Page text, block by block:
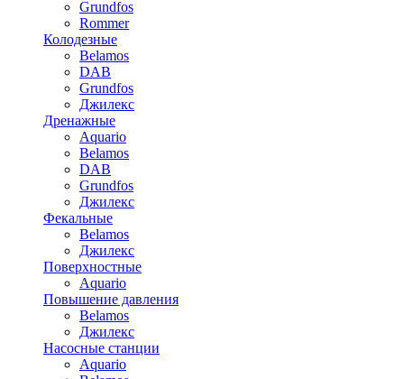
Grundfos
Rommer
Колодезные
Belamos
DAB
Grundfos
Джилекс
Дренажные
Aquario
Belamos
DAB
Grundfos
Джилекс
Фекальные
Belamos
Джилекс
Поверхностные
Aquario
Повышение давления
Belamos
Джилекс
Насосные станции
Aquario